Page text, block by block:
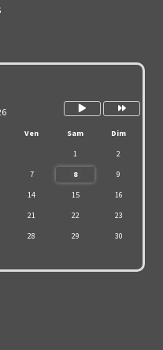
suivante
suivant
Ven Sam
Dim
1
2
7 8
9
14 15
16
21 22
23
28 29
30